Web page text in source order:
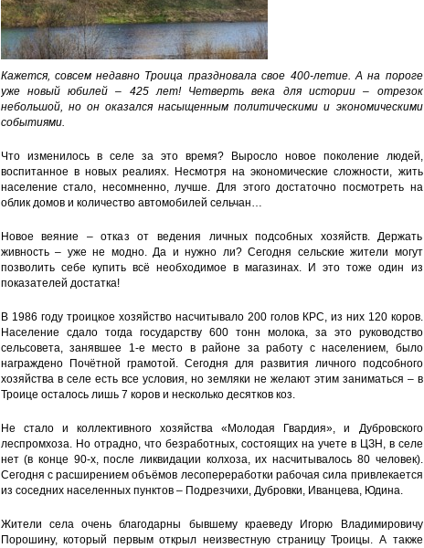
Кажется, совсем недавно Троица праздновала свое 400-летие. А на пороге
уже новый юбилей – 425 лет! Четверть века для истории – отрезок
небольшой, но он оказался насыщенным политическими и экономическими
событиями.
Что изменилось в селе за это время? Выросло новое поколение людей,
воспитанное в новых реалиях. Несмотря на экономические сложности, жить
население стало, несомненно, лучше. Для этого достаточно посмотреть на
облик домов и количество автомобилей сельчан…
Новое веяние – отказ от ведения личных подсобных хозяйств. Держать
живность – уже не модно. Да и нужно ли? Сегодня сельские жители могут
позволить себе купить всё необходимое в магазинах. И это тоже один из
показателей достатка!
В 1986 году троицкое хозяйство насчитывало 200 голов КРС, из них 120 коров.
Население сдало тогда государству 600 тонн молока, за это руководство
сельсовета, занявшее 1-е место в районе за работу с населением, было
награждено Почётной грамотой. Сегодня для развития личного подсобного
хозяйства в селе есть все условия, но земляки не желают этим заниматься – в
Троице осталось лишь 7 коров и несколько десятков коз.
Не стало и коллективного хозяйства «Молодая Гвардия», и Дубровского
леспромхоза. Но отрадно, что безработных, состоящих на учете в ЦЗН, в селе
нет (в конце 90-х, после ликвидации колхоза, их насчитывалось 80 человек).
Сегодня с расширением объёмов лесопереработки рабочая сила привлекается
из соседних населенных пунктов – Подрезчихи, Дубровки, Иванцева, Юдина.
Жители села очень благодарны бывшему краеведу Игорю Владимировичу
Порошину, который первым открыл неизвестную страницу Троицы. А также